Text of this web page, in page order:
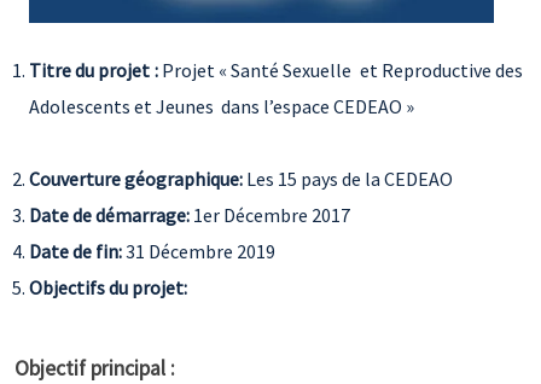
Titre du projet : Projet « Santé Sexuelle et Reproductive des
Adolescents et Jeunes dans l’espace CEDEAO »
Couverture géographique: Les 15 pays de la CEDEAO
Date de démarrage: 1er Décembre 2017
Date de fin:31 Décembre 2019
Objectifs du projet:
Objectif principal :